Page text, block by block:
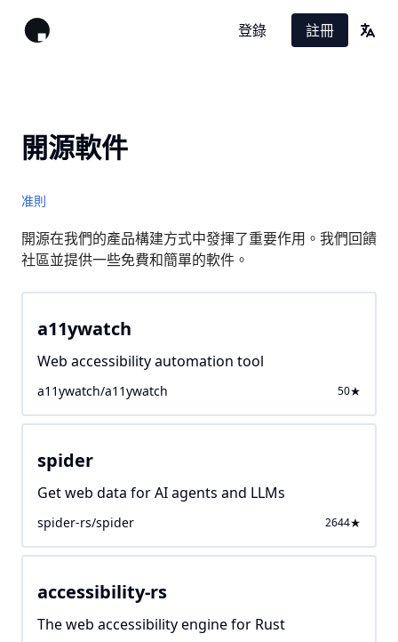
登錄 註冊 翻譯
開源軟件
准則
開源在我們的產品構建方式中發揮了重要作用。我們回饋
社區並提供一些免費和簡單的軟件。
a11ywatch
Web accessibility automation tool
a11ywatch/a11ywatch 50
spider
Get web data for AI agents and LLMs
spider-rs/spider 2644
accessibility-rs
The web accessibility engine for Rust